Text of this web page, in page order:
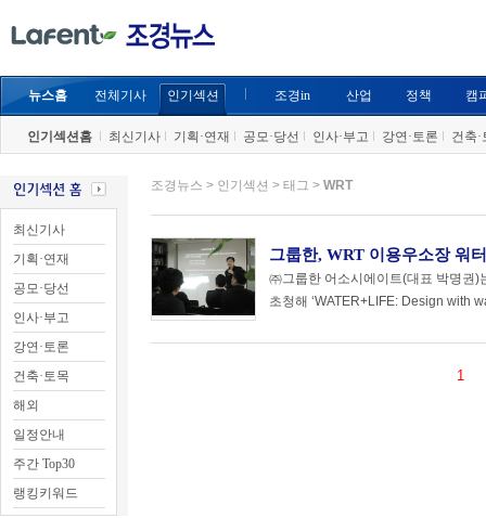
뉴스홈 전체기사 인기섹션 조경in 산업 정책 캠
인기섹션홈 최신기사 기획·연재 공모·당선 인사·부고 강연·토론 건축·
최신기사
기획·연재
공모·당선
인사·부고
강연·토론
건축·토목
해외
일정안내
주간 Top30
랭킹키워드
조경뉴스 > 인기섹션 > 태그 > WRT
그룹한, WRT 이용우소장 워
㈜그룹한 어소시에이트(대표 박명권
초청해 ‘WATER+LIFE: Design with
1